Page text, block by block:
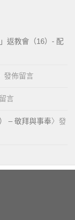
返教會（16）- 配
發佈留言
言
– 敬拜與事奉〉發